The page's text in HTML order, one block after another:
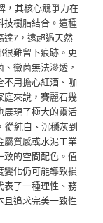
，其核心競爭力在
樹脂結合。這種
達7，遠超過天然
很難留下痕跡。更
黴菌無法滲透，
用擔心紅酒、咖
庭來說，賽麗石幾
展現了極大的靈活
從純白、沉穩灰到
屬質感或水泥工業
致的空間配色。值
化仍可能導致損
表了一種理性、務
追求完美一致性